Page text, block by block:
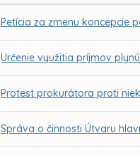
Petícia za zmenu koncepcie
Určenie využitia príjmov
Protest prokurátora proti
Správa o činnosti Útvaru